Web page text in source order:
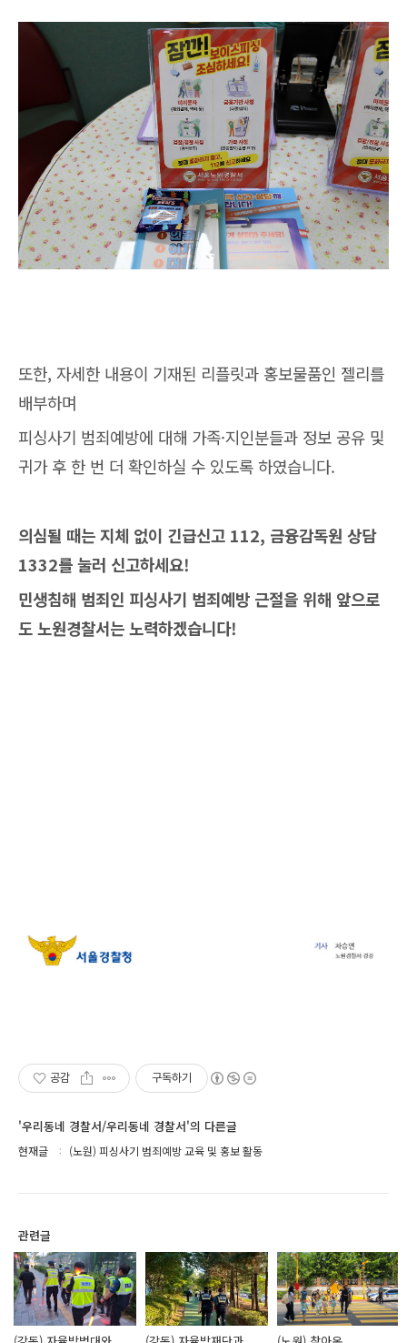
또한, 자세한 내용이 기재된 리플릿과 홍보물품인 젤리를
배부하며
피싱사기 범죄예방에 대해 가족·지인분들과 정보 공유 및
귀가 후 한 번 더 확인하실 수 있도록 하였습니다.
의심될 때는 지체 없이 긴급신고 112, 금융감독원 상담
1332를 눌러 신고하세요!
민생침해 범죄인 피싱사기 범죄예방 근절을 위해 앞으로
도 노원경찰서는 노력하겠습니다!
공감 구독하기
'우리동네 경찰서/우리동네 경찰서'의 다른글
현재글 (노원) 피싱사기 범죄예방 교육 및 홍보 활동
관련글